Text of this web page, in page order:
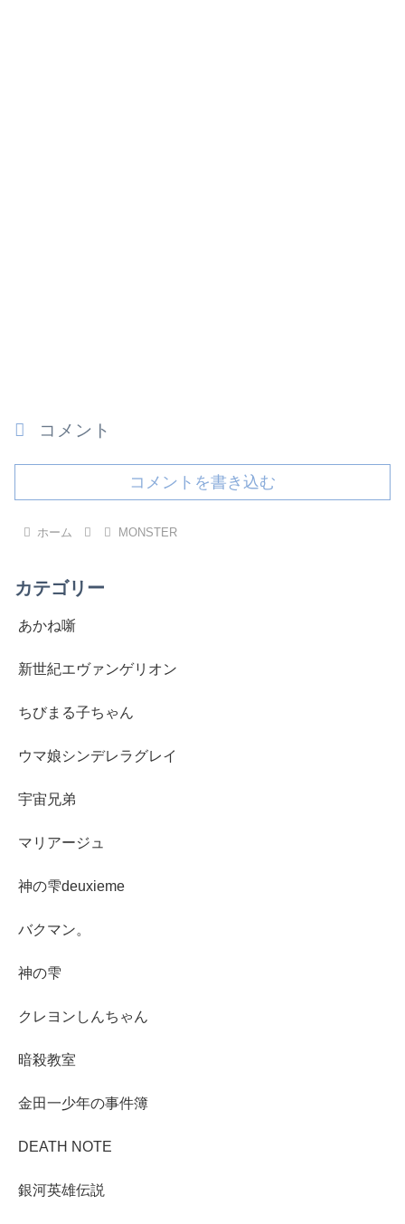
コメント
コメントを書き込む
ホーム MONSTER
カテゴリー
あかね噺
新世紀エヴァンゲリオン
ちびまる子ちゃん
ウマ娘シンデレラグレイ
宇宙兄弟
マリアージュ
神の雫deuxieme
バクマン。
神の雫
クレヨンしんちゃん
暗殺教室
金田一少年の事件簿
DEATH NOTE
銀河英雄伝説